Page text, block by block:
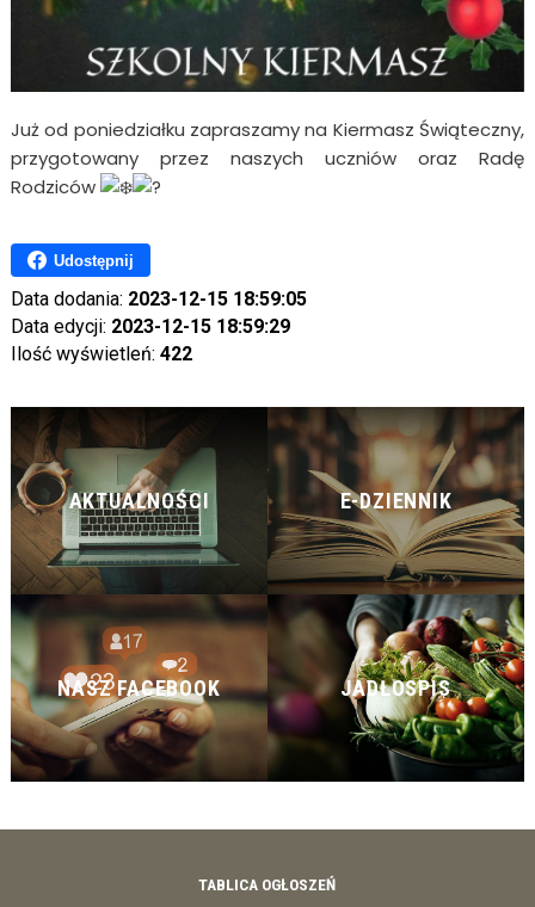
Już od poniedziałku zapraszamy na Kiermasz Świąteczny,
przygotowany przez naszych uczniów oraz Radę
Rodziców
Udostępnij
Data dodania: 2023-12-15 18:59:05
Data edycji: 2023-12-15 18:59:29
Ilość wyświetleń: 422
AKTUALNOŚCI E-DZIENNIK
NASZ FACEBOOK JADŁOSPIS
TABLICA OGŁOSZEŃ